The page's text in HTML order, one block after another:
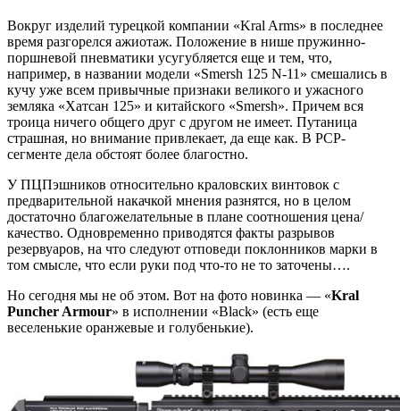
Вокруг изделий турецкой компании «Kral Arms» в последнее
время разгорелся ажиотаж. Положение в нише пружинно-
поршневой пневматики усугубляется еще и тем, что,
например, в названии модели «Smersh 125 N-11» смешались в
кучу уже всем привычные признаки великого и ужасного
земляка «Хатсан 125» и китайского «Smersh». Причем вся
троица ничего общего друг с другом не имеет. Путаница
страшная, но внимание привлекает, да еще как. В PCP-
сегменте дела обстоят более благостно.
У ПЦПэшников относительно краловских винтовок с
предварительной накачкой мнения разнятся, но в целом
достаточно благожелательные в плане соотношения цена/
качество. Одновременно приводятся факты разрывов
резервуаров, на что следуют отповеди поклонников марки в
том смысле, что если руки под что-то не то заточены….
Но сегодня мы не об этом. Вот на фото новинка — «Kral
Puncher Armour» в исполнении «Black» (есть еще
веселенькие оранжевые и голубенькие).